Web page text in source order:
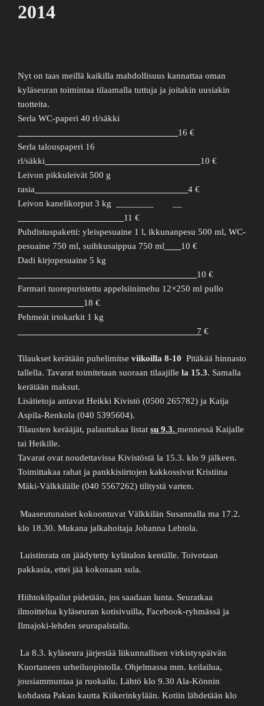
2014
Nyt on taas meillä kaikilla mahdollisuus kannattaa oman
kyläseuran toimintaa tilaamalla tuttuja ja joitakin uusiakin
tuotteita.
Serla WC-paperi 40 rl/säkki
16 €
Serla talouspaperi 16
rl/säkki
10 €
Leivon pikkuleivät 500 g
rasia
4 €
Leivon kanelikorput 3 kg
11 €
Puhdistuspaketti: yleispesuaine 1 l, ikkunanpesu 500 ml, WC-
pesuaine 750 ml, suihkusaippua 750 ml
10 €
Dadi kirjopesuaine 5 kg
10 €
Farmari tuorepuristettu appelsiinimehu 12×250 ml pullo
18 €
Pehmeät irtokarkit 1 kg
7 €
Tilaukset kerätään puhelimitse viikoilla 8-10 Pitäkää hinnasto
tallella. Tavarat toimitetaan suoraan tilaajille la 15.3. Samalla
kerätään maksut.
Lisätietoja antavat Heikki Kivistö (0500 265782) ja Kaija
Aspila-Renkola (040 5395604).
Tilausten kerääjät, palauttakaa listat su 9.3. mennessä Kaijalle
tai Heikille.
Tavarat ovat noudettavissa Kivistöstä la 15.3. klo 9 jälkeen.
Toimittakaa rahat ja pankkisiirtojen kakkossivut Kristiina
Mäki-Välkkilälle (040 5567262) tilitystä varten.
Maaseutunaiset kokoontuvat Välkkilän Susannalla ma 17.2.
klo 18.30. Mukana jalkahoitaja Johanna Lehtola.
Luistinrata on jäädytetty kylätalon kentälle. Toivotaan
pakkasia, ettei jää kokonaan sula.
Hiihtokilpailut pidetään, jos saadaan lunta. Seuratkaa
ilmoittelua kyläseuran kotisivuilla, Facebook-ryhmässä ja
Ilmajoki-lehden seurapalstalla.
La 8.3. kyläseura järjestää liikunnallisen virkistyspäivän
Kuortaneen urheiluopistolla. Ohjelmassa mm. keilailua,
jousiammuntaa ja ruokailu. Lähtö klo 9.30 Ala-Könnin
kohdasta Pakan kautta Kiikerinkylään. Kotiin lähdetään klo